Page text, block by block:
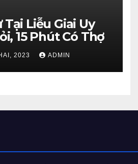
Tại Liễu Giai Uy
15 Phút Có Thợ
2023 ADMIN